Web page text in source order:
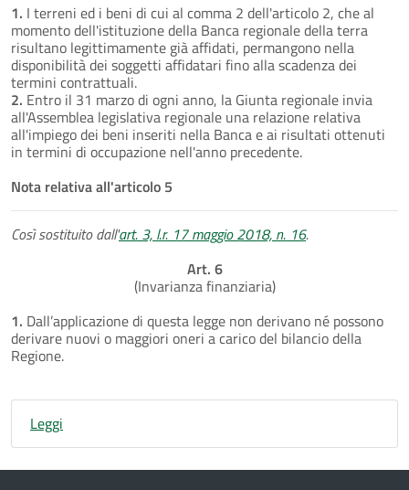
1. I terreni ed i beni di cui al comma 2 dell'articolo 2, che al
momento dell'istituzione della Banca regionale della terra
risultano legittimamente già affidati, permangono nella
disponibilità dei soggetti affidatari fino alla scadenza dei
termini contrattuali.
2. Entro il 31 marzo di ogni anno, la Giunta regionale invia
all'Assemblea legislativa regionale una relazione relativa
all'impiego dei beni inseriti nella Banca e ai risultati ottenuti
in termini di occupazione nell'anno precedente.
Nota relativa all'articolo 5
Così sostituito dall'art. 3, l.r. 17 maggio 2018, n. 16.
Art. 6
(Invarianza finanziaria)
1. Dall’applicazione di questa legge non derivano né possono
derivare nuovi o maggiori oneri a carico del bilancio della
Regione.
Leggi